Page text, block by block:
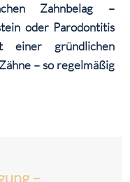
Zahnbelag –
oder Parodontitis
gründlichen
– so regelmäßig
–